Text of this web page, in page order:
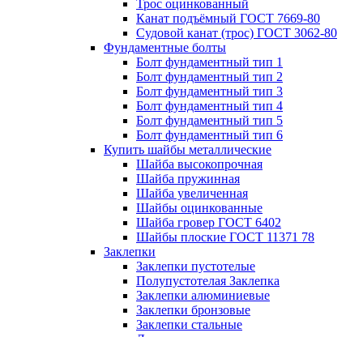
Трос оцинкованный
Канат подъёмный ГОСТ 7669-80
Судовой канат (трос) ГОСТ 3062-80
Фундаментные болты
Болт фундаментный тип 1
Болт фундаментный тип 2
Болт фундаментный тип 3
Болт фундаментный тип 4
Болт фундаментный тип 5
Болт фундаментный тип 6
Купить шайбы металлические
Шайба высокопрочная
Шайба пружинная
Шайба увеличенная
Шайбы оцинкованные
Шайба гровер ГОСТ 6402
Шайбы плоские ГОСТ 11371 78
Заклепки
Заклепки пустотелые
Полупустотелая Заклепка
Заклепки алюминиевые
Заклепки бронзовые
Заклепки стальные